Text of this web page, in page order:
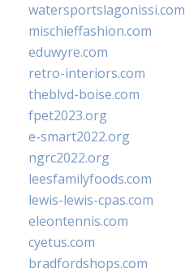
watersportslagonissi.com
mischieffashion.com
eduwyre.com
retro-interiors.com
theblvd-boise.com
fpet2023.org
e-smart2022.org
ngrc2022.org
leesfamilyfoods.com
lewis-lewis-cpas.com
eleontennis.com
cyetus.com
bradfordshops.com